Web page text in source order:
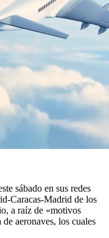
sábado en sus redes
Caracas-Madrid de los
a raíz de «motivos
aeronaves, los cuales